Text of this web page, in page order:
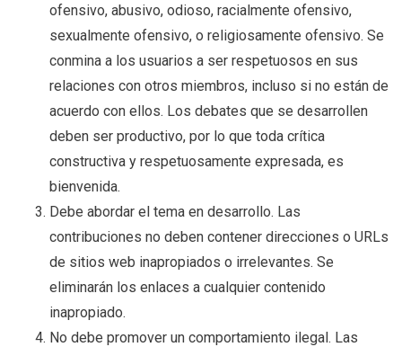
ofensivo, abusivo, odioso, racialmente ofensivo,
sexualmente ofensivo, o religiosamente ofensivo. Se
conmina a los usuarios a ser respetuosos en sus
relaciones con otros miembros, incluso si no están de
acuerdo con ellos. Los debates que se desarrollen
deben ser productivo, por lo que toda crítica
constructiva y respetuosamente expresada, es
bienvenida.
Debe abordar el tema en desarrollo. Las
contribuciones no deben contener direcciones o URLs
de sitios web inapropiados o irrelevantes. Se
eliminarán los enlaces a cualquier contenido
inapropiado.
No debe promover un comportamiento ilegal. Las